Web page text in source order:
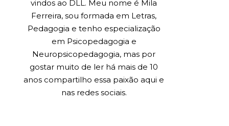
vindos ao DLL. Meu nome é Mila
Ferreira, sou formada em Letras,
Pedagogia e tenho especialização
em Psicopedagogia e
Neuropsicopedagogia, mas por
gostar muito de ler há mais de 10
anos compartilho essa paixão aqui e
nas redes sociais.